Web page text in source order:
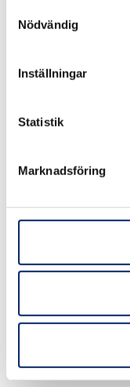
Nödvändig
Inställningar
Statistik
Marknadsföring
Aspö erbjuder
natur och
minnesvärd
aktivt med
Besökare
bidra till
gästhamn, en
café-butik
fiskas och röks
märks och